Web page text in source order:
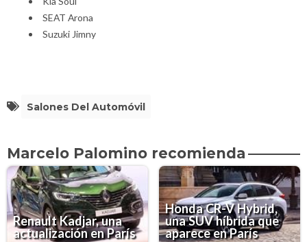
SEAT Arona
Suzuki Jimny
Salones Del Automóvil
Marcelo Palomino recomienda
Renault Kadjar, una
actualización en París
Honda CR-V Hybrid,
una SUV híbrida que
aparece en París